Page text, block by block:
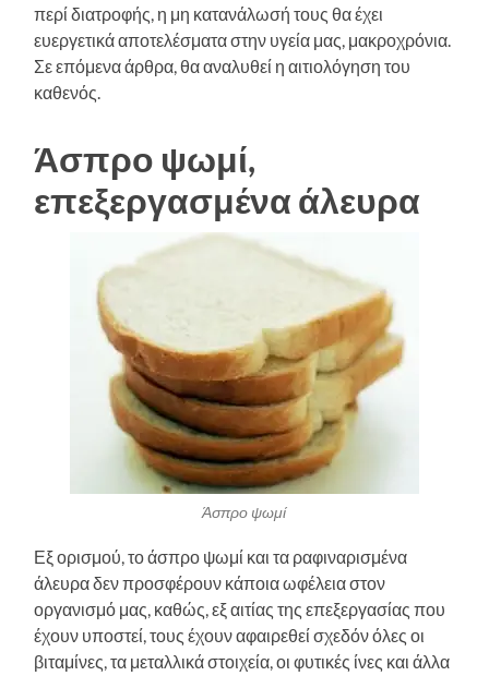
περί διατροφής, η μη κατανάλωσή τους θα έχει
ευεργετικά αποτελέσματα στην υγεία μας, μακροχρόνια.
Σε επόμενα άρθρα, θα αναλυθεί η αιτιολόγηση του
καθενός.
Άσπρο ψωμί,
επεξεργασμένα άλευρα
Άσπρο ψωμί
Εξ ορισμού, το άσπρο ψωμί και τα ραφιναρισμένα
άλευρα δεν προσφέρουν κάποια ωφέλεια στον
οργανισμό μας, καθώς, εξ αιτίας της επεξεργασίας που
έχουν υποστεί, τους έχουν αφαιρεθεί σχεδόν όλες οι
βιταμίνες, τα μεταλλικά στοιχεία, οι φυτικές ίνες και άλλα